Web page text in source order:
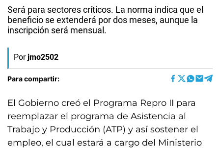
Será para sectores críticos. La norma indica que el
beneficio se extenderá por dos meses, aunque la
inscripción será mensual.
Por jmo2502
Para compartir:
El Gobierno creó el Programa Repro II para
reemplazar el programa de Asistencia al
Trabajo y Producción (ATP) y así sostener el
empleo, el cual estará a cargo del Ministerio